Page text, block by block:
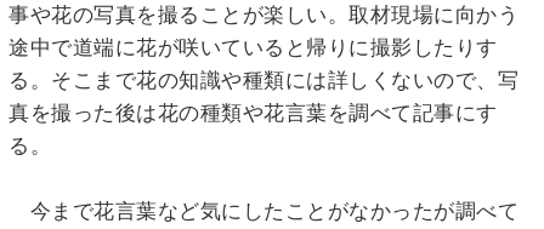
事や花の写真を撮ることが楽しい。取材現場に向かう
途中で道端に花が咲いていると帰りに撮影したりす
る。そこまで花の知識や種類には詳しくないので、写
真を撮った後は花の種類や花言葉を調べて記事にす
る。
今まで花言葉など気にしたことがなかったが調べて